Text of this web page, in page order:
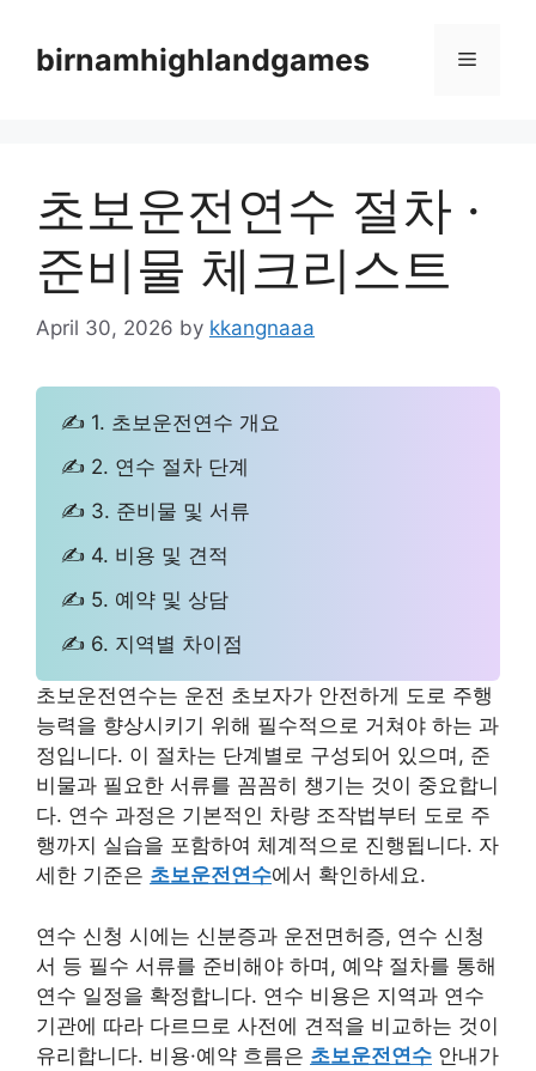
contentbirnamhighlandgames Menu
초보운전연수 절차 ·
준비물 체크리스트
April 30, 2026 by kkangnaaa
✍ 1. 초보운전연수 개요
✍ 2. 연수 절차 단계
✍ 3. 준비물 및 서류
✍ 4. 비용 및 견적
✍ 5. 예약 및 상담
✍ 6. 지역별 차이점
초보운전연수는 운전 초보자가 안전하게 도로 주행
능력을 향상시키기 위해 필수적으로 거쳐야 하는 과
정입니다. 이 절차는 단계별로 구성되어 있으며, 준
비물과 필요한 서류를 꼼꼼히 챙기는 것이 중요합니
다. 연수 과정은 기본적인 차량 조작법부터 도로 주
행까지 실습을 포함하여 체계적으로 진행됩니다. 자
세한 기준은 초보운전연수에서 확인하세요.
연수 신청 시에는 신분증과 운전면허증, 연수 신청
서 등 필수 서류를 준비해야 하며, 예약 절차를 통해
연수 일정을 확정합니다. 연수 비용은 지역과 연수
기관에 따라 다르므로 사전에 견적을 비교하는 것이
유리합니다. 비용·예약 흐름은 초보운전연수 안내가